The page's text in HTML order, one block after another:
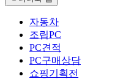
자동차
조립PC
PC견적
PC구매상담
쇼핑기획전